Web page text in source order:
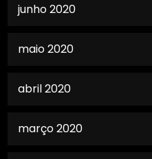
junho 2020
maio 2020
abril 2020
março 2020